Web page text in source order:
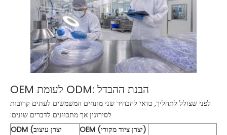
OEM לעומת ODM: הבנת ההבדל
לפני שצולל לתהליך, כדאי להבהיר שני מונחים המשמשים לעתים קרובות
לסירוגין אך מתכוונים לדברים שונים:
OEM (יצרן ציוד מקורי)
ODM (יצרן עיצוב